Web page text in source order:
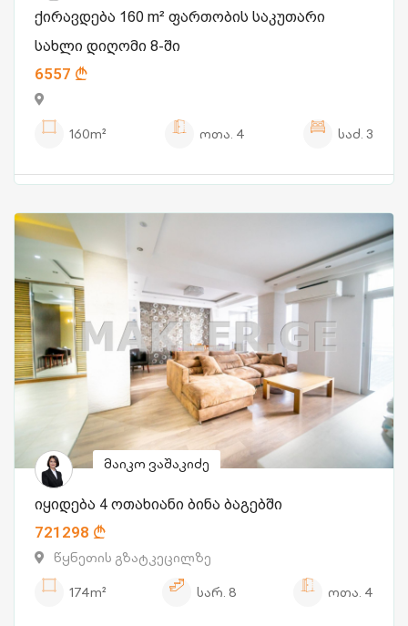
ქირავდება 160 m² ფართობის საკუთარი
სახლი დიღომი 8-ში
6557
160m² ოთა. 4 საძ. 3
მაიკო ვაშაკიძე
იყიდება 4 ოთახიანი ბინა ბაგებში
721298
წყნეთის გზატკეცილზე
174m²
სარ. 8 ოთა. 4